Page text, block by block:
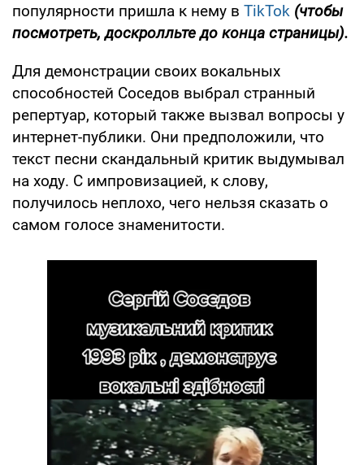
популярности пришла к нему в TikTok (чтобы
посмотреть, доскролльте до конца страницы).
Для демонстрации своих вокальных
способностей Соседов выбрал странный
репертуар, который также вызвал вопросы у
интернет-публики. Они предположили, что
текст песни скандальный критик выдумывал
на ходу. С импровизацией, к слову,
получилось неплохо, чего нельзя сказать о
самом голосе знаменитости.